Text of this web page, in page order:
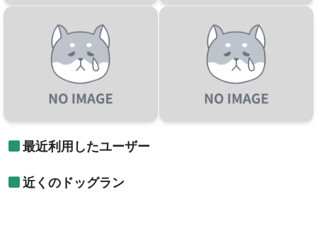
最近利用したユーザー
近くのドッグラン